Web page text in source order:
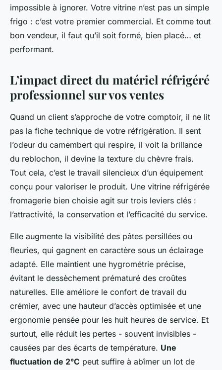
impossible à ignorer. Votre vitrine n’est pas un simple
frigo : c’est votre premier commercial. Et comme tout
bon vendeur, il faut qu’il soit formé, bien placé… et
performant.
L’impact direct du matériel réfrigéré
professionnel sur vos ventes
Quand un client s’approche de votre comptoir, il ne lit
pas la fiche technique de votre réfrigération. Il sent
l’odeur du camembert qui respire, il voit la brillance
du reblochon, il devine la texture du chèvre frais.
Tout cela, c’est le travail silencieux d’un équipement
conçu pour valoriser le produit. Une vitrine réfrigérée
fromagerie bien choisie agit sur trois leviers clés :
l’attractivité, la conservation et l’efficacité du service.
Elle augmente la visibilité des pâtes persillées ou
fleuries, qui gagnent en caractère sous un éclairage
adapté. Elle maintient une hygrométrie précise,
évitant le dessèchement prématuré des croûtes
naturelles. Elle améliore le confort de travail du
crémier, avec une hauteur d’accès optimisée et une
ergonomie pensée pour les huit heures de service. Et
surtout, elle réduit les pertes - souvent invisibles -
causées par des écarts de température. Une
fluctuation de 2°C peut suffire à abîmer un lot de